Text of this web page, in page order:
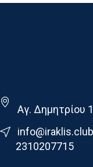
Αγ. Δημητρίου
info@iraklis.club
2310207715